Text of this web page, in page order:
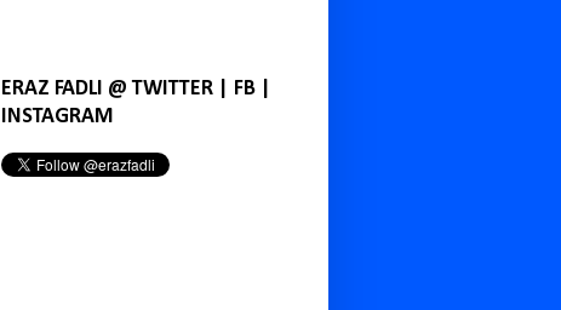
ERAZ FADLI @ TWITTER | FB |
INSTAGRAM